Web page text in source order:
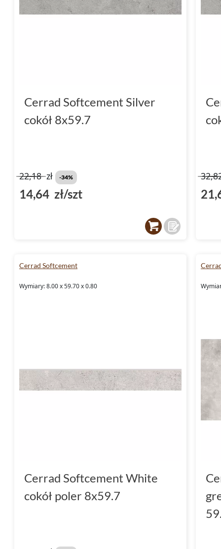
Cerrad Softcement Silver
cokół 8x59.7
22,18zł -34%
14,64 zł/szt
Cerrad Softcement
Wymiary: 8.00 x 59.70 x 0.80
Cerrad Softcement White
cokół poler 8x59.7